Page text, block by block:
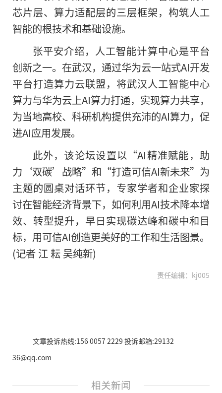
芯片层、算力适配层的三层框架，构筑人工
智能的根技术和基础设施。
张平安介绍，人工智能计算中心是平台
创新之一。在武汉，通过华为云一站式AI开发
平台打造算力云联盟，将武汉人工智能中心
算力与华为云上AI算力打通，实现算力共享，
为当地高校、科研机构提供充沛的AI算力，促
进AI应用发展。
此外，该论坛设置以“AI精准赋能，助
力‘双碳’战略”和“打造可信AI新未来”为
主题的圆桌对话环节，专家学者和企业家探
讨在智能经济背景下，如何利用AI技术降本增
效、转型提升，早日实现碳达峰和碳中和目
标，用可信AI创造更美好的工作和生活图景。
(记者 江 耘 吴纯新)
责任编辑：kj005
文章投诉热线:156 0057 2229 投诉邮箱:29132
36@qq.com
相关新闻